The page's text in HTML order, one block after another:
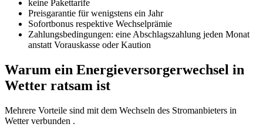
keine Pakettarife
Preisgarantie für wenigstens ein Jahr
Sofortbonus respektive Wechselprämie
Zahlungsbedingungen: eine Abschlagszahlung jeden Monat
anstatt Vorauskasse oder Kaution
Warum ein Energieversorgerwechsel in
Wetter ratsam ist
Mehrere Vorteile sind mit dem Wechseln des Stromanbieters in
Wetter verbunden .